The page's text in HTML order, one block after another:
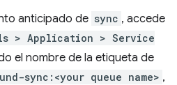
anticipado de sync , accede
> Application > Service
el nombre de la etiqueta de
sync:<your queue name> ,